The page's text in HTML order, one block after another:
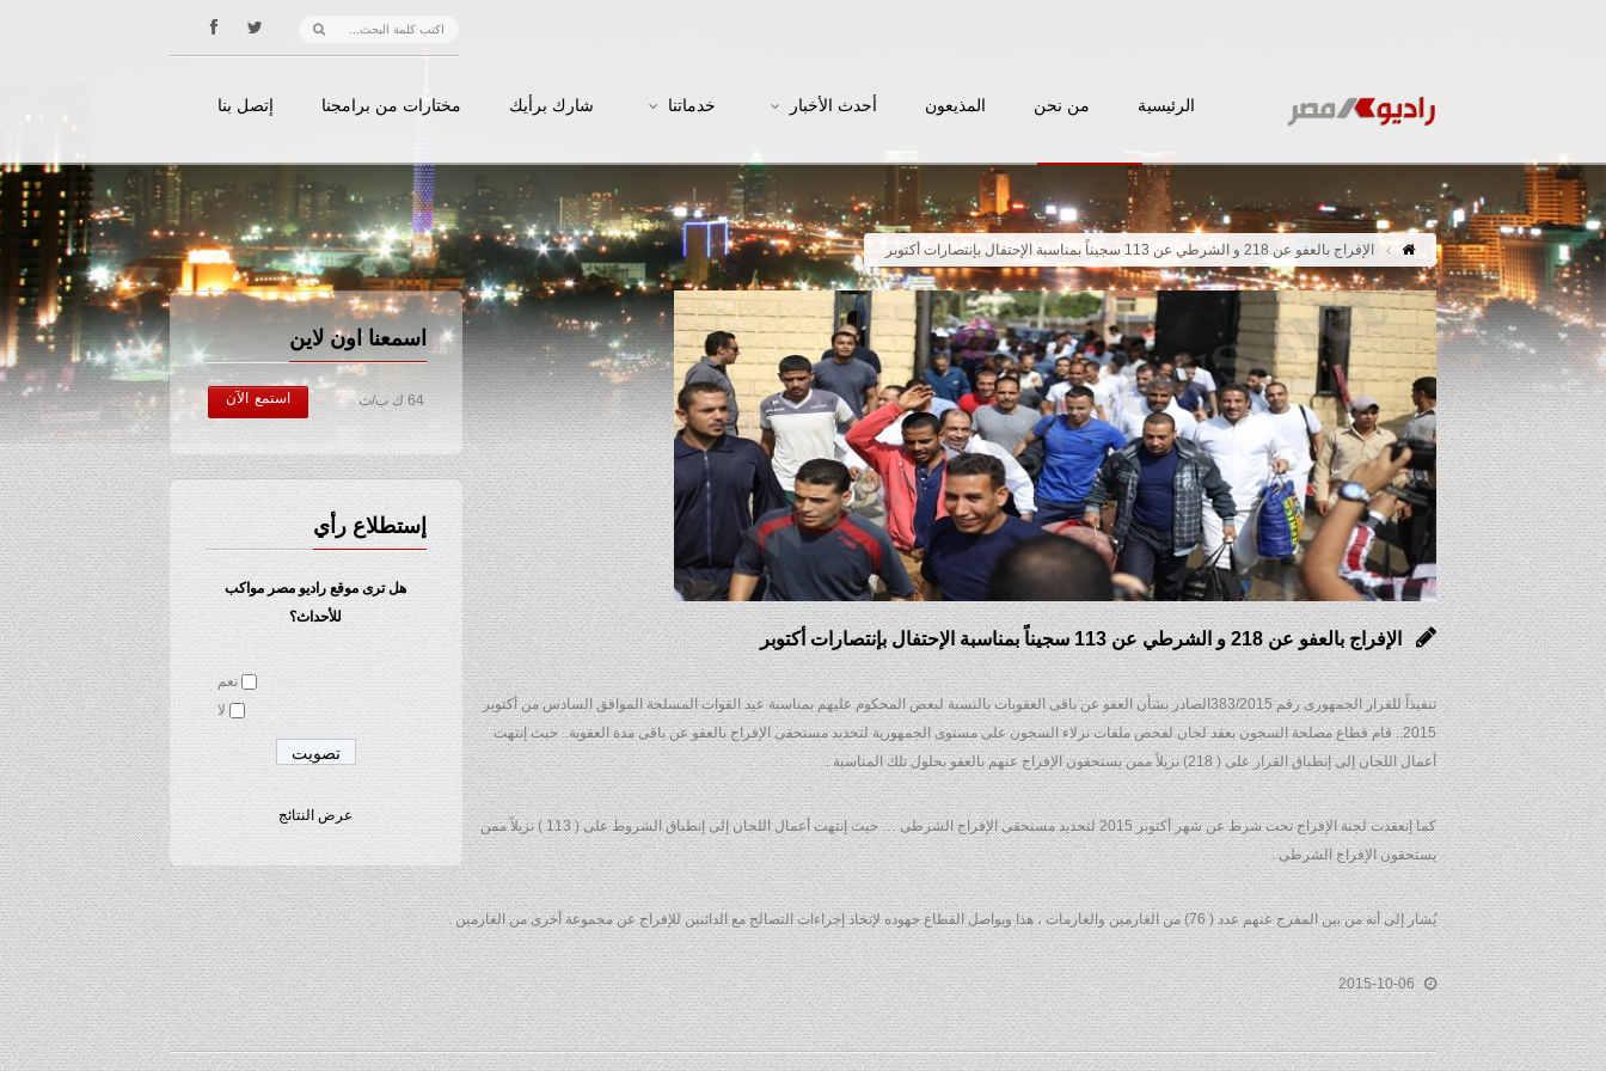
الرئيسية من نحن المذيعون أحدث الأخبار خدماتنا شارك برأيك مختارات من برامجنا إتصل بنا
الإفراج بالعفو عن 218 و الشرطي عن 113 سجيناً بمناسبة الإحتفال بإنتصارات أكتوبر
اسمعنا اون لاين
64 ك ب/ث استمع الآن
إستطلاع رأي
هل ترى موقع راديو مصر مواكب
للأحداث؟
نعم
لا
عرض النتائج
الإفراج بالعفو عن 218 و الشرطي عن 113 سجيناً بمناسبة الإحتفال بإنتصارات أكتوبر
تنفيذاً للقرار الجمهورى رقم 383/2015الصادر بشأن العفو عن باقى العقوبات بالنسبة لبعض المحكوم عليهم بمناسبة عيد القوات المسلحة الموافق السادس من أكتوبر
2015.. قام قطاع مصلحة السجون بعقد لجان لفحص ملفات نزلاء السجون على مستوى الجمهورية لتحديد مستحقى الإفراج بالعفو عن باقى مدة العقوبة.. حيث إنتهت
أعمال اللجان إلى إنطباق القرار على ( 218) نزيلاً ممن يستحقون الإفراج عنهم بالعفو بحلول تلك المناسبة .
كما إنعقدت لجنة الإفراج تحت شرط عن شهر أكتوبر 2015 لتحديد مستحقى الإفراج الشرطى … حيث إنتهت أعمال اللجان إلى إنطباق الشروط على ( 113 ) نزيلاً ممن
يستحقون الإفراج الشرطى .
يُشار إلى أنه من بين المفرج عنهم عدد ( 76) من الغارمين والغارمات ، هذا ويواصل القطاع جهوده لإتخاذ إجراءات التصالح مع الدائنين للإفراج عن مجموعة أخرى من الغارمين .
2015-10-06